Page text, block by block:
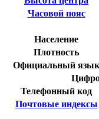
Часовой пояс
Население
Плотность
Официальный язык
Телефонный код
Почтовые индексы